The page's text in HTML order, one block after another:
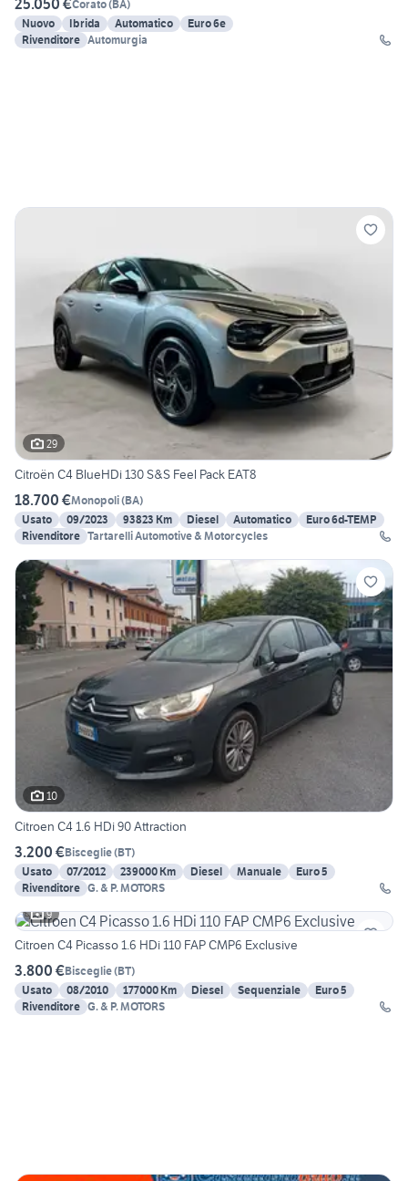
25.050 €Corato(BA)
Nuovo
Ibrida Automatico
Euro 6e
Rivenditore Automurgia
29
Citroën C4 BlueHDi 130 S&S Feel Pack EAT8
18.700 €Monopoli(BA)
Usato
09/2023 93823 Km Diesel Automatico
Euro 6d-TEMP
Rivenditore Tartarelli Automotive & Motorcycles
10
Citroen C4 1.6 HDi 90 Attraction
3.200 €Bisceglie(BT)
Usato
07/2012 239000 Km Diesel Manuale
Euro 5
Rivenditore G. & P. MOTORS
9
Citroen C4 Picasso 1.6 HDi 110 FAP CMP6 Exclusive
3.800 €Bisceglie(BT)
Usato
08/2010 177000 Km Diesel Sequenziale
Euro 5
Rivenditore G. & P. MOTORS